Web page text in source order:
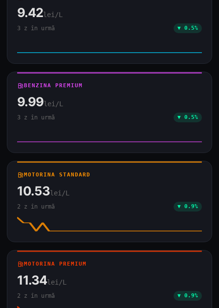
9.42lei/L
3 z în urmă ▼ 0.5%
local_gas_stationBENZINA PREMIUM
9.99lei/L
3 z în urmă ▼ 0.5%
local_gas_stationMOTORINA STANDARD
10.53lei/L
2 z în urmă ▼ 0.9%
local_gas_stationMOTORINA PREMIUM
11.34lei/L
2 z în urmă ▼ 0.9%